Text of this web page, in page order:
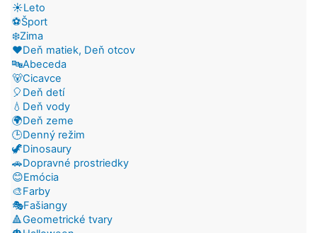
☀️Leto
⚽Šport
❄️Zima
❤️Deň matiek, Deň otcov
🔤Abeceda
🐻Cicavce
🎈Deň detí
💧Deň vody
🌍Deň zeme
🕒Denný režim
🦖Dinosaury
🚗Dopravné prostriedky
😊Emócia
🎨Farby
🎭Fašiangy
🔺Geometrické tvary